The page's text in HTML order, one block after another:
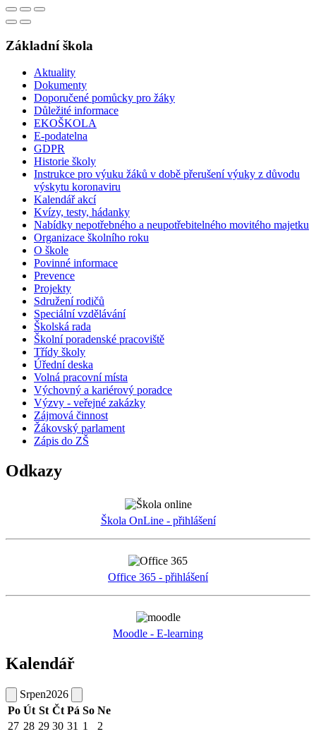
Základní škola
Aktuality
Dokumenty
Doporučené pomůcky pro žáky
Důležité informace
EKOŠKOLA
E-podatelna
GDPR
Historie školy
Instrukce pro výuku žáků v době přerušení výuky z důvodu
výskytu koronaviru
Kalendář akcí
Kvízy, testy, hádanky
Nabídky nepotřebného a neupotřebitelného movitého majetku
Organizace školního roku
O škole
Povinné informace
Prevence
Projekty
Sdružení rodičů
Speciální vzdělávání
Školská rada
Školní poradenské pracoviště
Třídy školy
Úřední deska
Volná pracovní místa
Výchovný a kariérový poradce
Výzvy - veřejné zakázky
Zájmová činnost
Žákovský parlament
Zápis do ZŠ
Odkazy
Škola OnLine - přihlášení
Office 365 - přihlášení
Moodle - E-learning
Kalendář
Srpen2026
Po Út St Čt Pá So Ne
27 28 29 30 31 1
2